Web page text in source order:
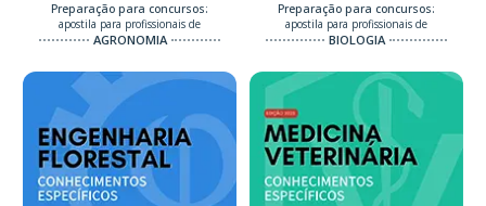
Preparação para concursos:
apostila para profissionais de
AGRONOMIA
Preparação para concursos:
apostila para profissionais de
BIOLOGIA